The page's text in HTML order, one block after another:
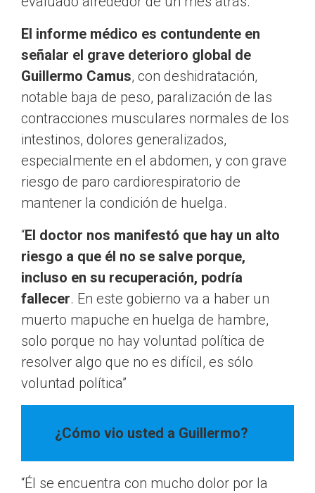
El informe médico es contundente en
señalar el grave deterioro global de
Guillermo Camus, con deshidratación,
notable baja de peso, paralización de las
contracciones musculares normales de los
intestinos, dolores generalizados,
especialmente en el abdomen, y con grave
riesgo de paro cardiorespiratorio de
mantener la condición de huelga.
“El doctor nos manifestó que hay un alto
riesgo a que él no se salve porque,
incluso en su recuperación, podría
fallecer. En este gobierno va a haber un
muerto mapuche en huelga de hambre,
solo porque no hay voluntad política de
resolver algo que no es difícil, es sólo
voluntad política”
¿Cómo vio usted a Guillermo?
“Él se encuentra con mucho dolor por la